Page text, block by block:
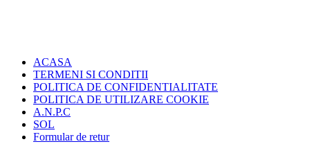
ACASA
TERMENI SI CONDITII
POLITICA DE CONFIDENTIALITATE
POLITICA DE UTILIZARE COOKIE
A.N.P.C
SOL
Formular de retur